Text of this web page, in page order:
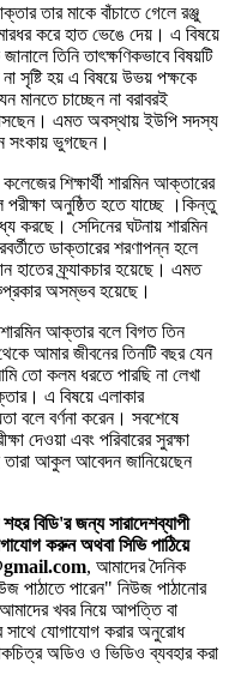
তার মাকে বাঁচাতে গেলে রঞ্জু
করে হাত ভেঙে দেয়। এ বিষয়ে
তিনি তাৎক্ষণিকভাবে বিষয়টি
সৃষ্টি হয় এ বিষয়ে উভয় পক্ষকে
মানতে চাচ্ছেন না বরাবরই
আসছেন। এমত অবস্থায় ইউপি সদস্য
সংকায় ভুগছেন।
শিক্ষার্থী শারমিন আক্তারের
অনুষ্ঠিত হতে যাচ্ছে ।কিন্তু
করছে। সেদিনের ঘটনায় শারমিন
ডাক্তারের শরণাপন্ন হলে
হাতের ফ্র্যাকচার হয়েছে। এমত
অসম্ভব হয়েছে।
আক্তার বলে বিগত তিন
আমার জীবনের তিনটি বছর যেন
তো কলম ধরতে পারছি না লেখা
এ বিষয়ে এলাকার
বলে বর্ণনা করেন। সবশেষে
দেওয়া এবং পরিবারের সুরক্ষা
তারা আকুল আবেদন জানিয়েছেন
বিডি'র জন্য সারাদেশব্যাপী
করুন অথবা সিভি পাঠিয়ে
, আমাদের দৈনিক
পাঠাতে পারেন" নিউজ পাঠানোর
খবর নিয়ে আপত্তি বা
সাথে যোগাযোগ করার অনুরোধ
অডিও ও ভিডিও ব্যবহার করা